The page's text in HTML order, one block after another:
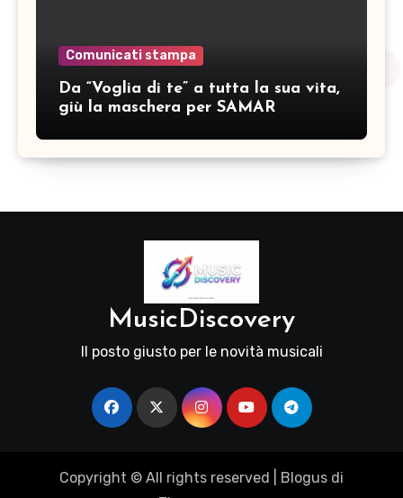
Comunicati stampa
Da “Voglia di te” a tutta la sua vita,
giù la maschera per SAMAR
MusicDiscovery
Il posto giusto per le novità musicali
Copyright © All rights reserved Blogus di